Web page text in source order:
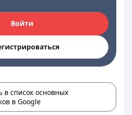
Войти
в список основных
в Google